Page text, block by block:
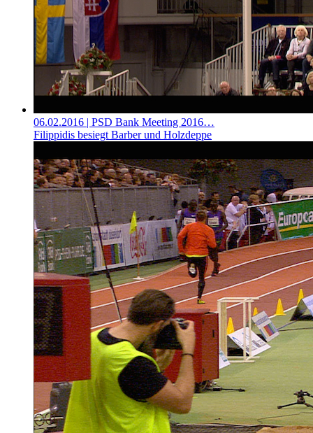
06.02.2016 | PSD Bank Meeting 2016…
Filippidis besiegt Barber und Holzdeppe